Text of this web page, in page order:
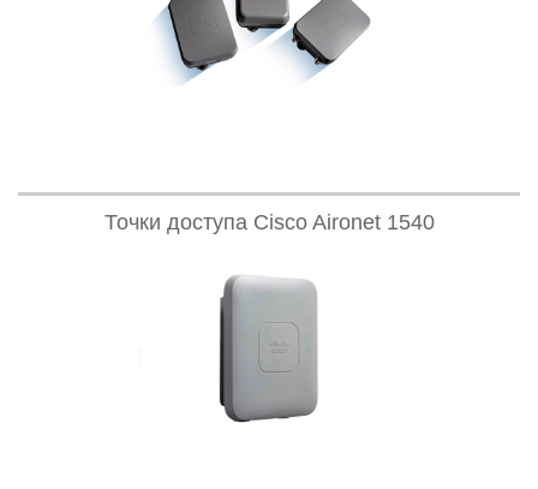
Точки доступа Cisco Aironet 1540